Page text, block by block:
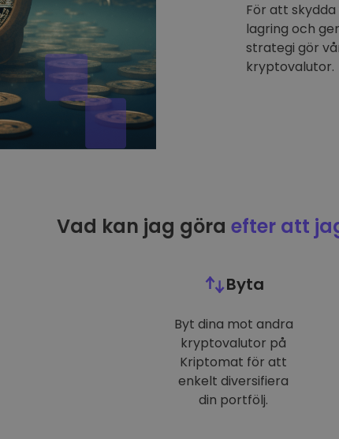
För att
lagring och
strategi gör
kryptovalutor.
Vad kan jag göra efter att
Byta
Byt dina mot andra
kryptovalutor på
Kriptomat för att
enkelt diversifiera
din portfölj.